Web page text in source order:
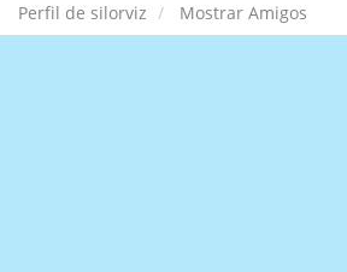
Perfil de silorviz Mostrar Amigos